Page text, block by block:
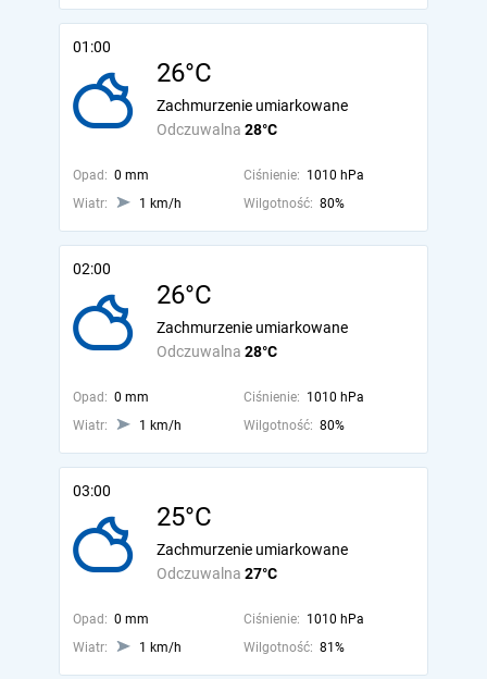
01:00
26°C
Odczuwalna 28°C
Zachmurzenie umiarkowane
Opad: 0 mm Ciśnienie: 1010 hPa
Wiatr:
1 km/h Wilgotność: 80%
02:00
26°C
Odczuwalna 28°C
Zachmurzenie umiarkowane
Opad: 0 mm Ciśnienie: 1010 hPa
Wiatr:
1 km/h Wilgotność: 80%
03:00
25°C
Odczuwalna 27°C
Zachmurzenie umiarkowane
Opad: 0 mm Ciśnienie: 1010 hPa
Wiatr:
1 km/h Wilgotność: 81%